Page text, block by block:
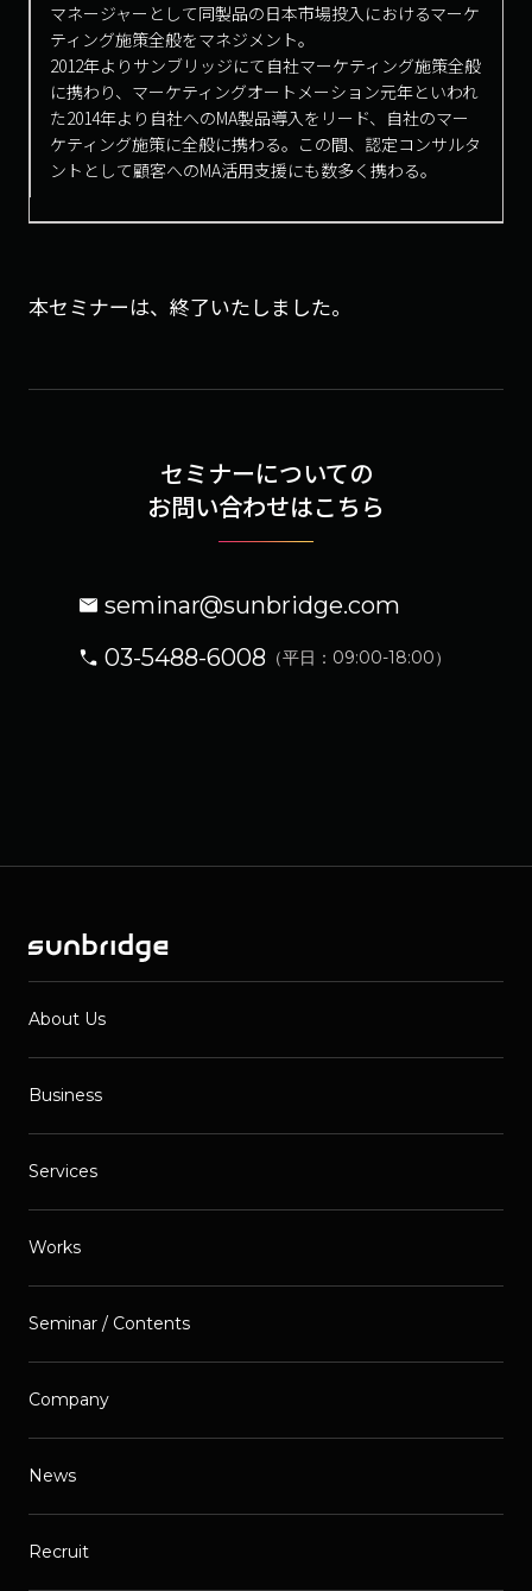
マネージャーとして同製品の日本市場投入におけるマーケ
ティング施策全般をマネジメント。
2012年よりサンブリッジにて自社マーケティング施策全般
に携わり、マーケティングオートメーション元年といわれ
た2014年より自社へのMA製品導入をリード、自社のマー
ケティング施策に全般に携わる。この間、認定コンサルタ
ントとして顧客へのMA活用支援にも数多く携わる。
本セミナーは、終了いたしました。
セミナーについての
お問い合わせはこちら
seminar@sunbridge.com
03-5488-6008 （平日：09:00-18:00）
About Us
Business
Services
Works
Seminar / Contents
Company
News
Recruit